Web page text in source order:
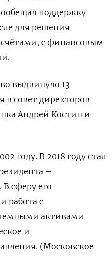
поддержку
для решения
с финансовым
выдвинуло 13
в совет директоров
Андрей Костин и
году. В 2018 году стал
–
В сферу его
работа с
активами
и
(Московское